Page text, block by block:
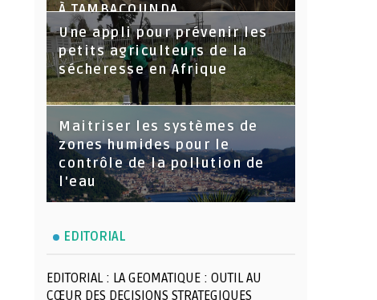
À TAMBACOUNDA
Une appli pour prévenir les
petits agriculteurs de la
sécheresse en Afrique
Maitriser les systèmes de
zones humides pour le
contrôle de la pollution de
l'eau
EDITORIAL
EDITORIAL : LA GEOMATIQUE : OUTIL AU
CŒUR DES DECISIONS STRATEGIQUES